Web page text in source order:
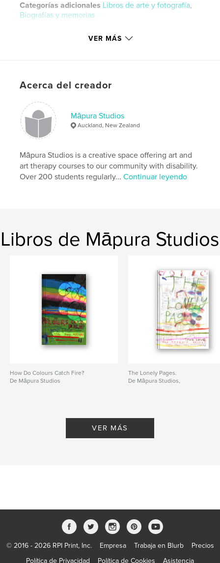
Categorías adicionales Libros de arte y fotografía,
Biografías y memorias
Fecha de publicación:
ago. 13, 2019
VER MÁS
Acerca del creador
Māpura Studios
Auckland, New Zealand
Māpura Studios is a creative space offering art and
art therapy courses to our community with disability.
Over 200 students regularly...Continuar leyendo
Libros de Māpura Studios
How Do Colours Catch Fire?
De Māpura Studios
The Lonely Pages.
De Māpura Studios,
VER MÁS
© 2016 - 2026 RPI Print, Inc. Empresa Trabaja en Blurb
Precios
Política de Privacidad
Política de Cookies Asistencia